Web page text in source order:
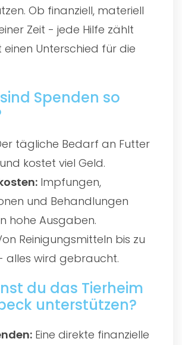
Ob finanziell, materiell
Zeit - jede Hilfe zählt
Unterschied für die
Spenden so
tägliche Bedarf an Futter
kostet viel Geld.
Impfungen,
und Behandlungen
hohe Ausgaben.
Reinigungsmitteln bis zu
alles wird gebraucht.
du das Tierheim
unterstützen?
Eine direkte finanzielle